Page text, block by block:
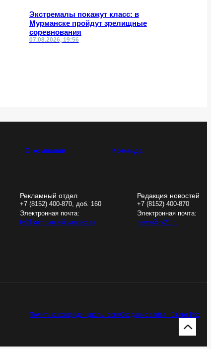
Экстремалы покажут класс: в
Мурманске пройдут зрелищные
соревнования
07.08.2026, 19:56
О компании
Команда
Рекламный отдел
+7 (8152) 400-870, доб. 160
Электронная почта:
tv21kompania@yandex.ru
Редакция новостей
+7 (8152) 400-870
Электронная почта:
news@tv21.ru
Политика конфиденциальностиСоздание сайта - Старт Икс